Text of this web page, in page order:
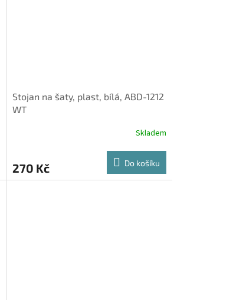
Stojan na šaty, plast, bílá, ABD-1212
WT
Skladem
270 Kč Do košíku